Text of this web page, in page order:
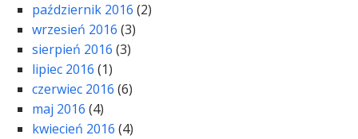
październik 2016 (2)
wrzesień 2016 (3)
sierpień 2016 (3)
lipiec 2016 (1)
czerwiec 2016 (6)
maj 2016 (4)
kwiecień 2016 (4)